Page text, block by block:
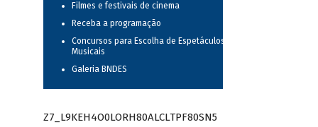
Filmes e festivais de cinema
Receba a programação
Concursos para Escolha de Espetáculos
Musicais
Galeria BNDES
Z7_L9KEH4O0LORH80ALCLTPF80SN5